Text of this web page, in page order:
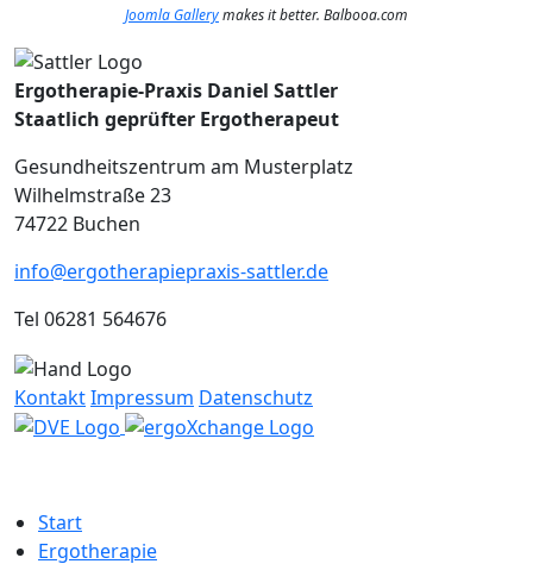
Joomla Gallerymakes it better. Balbooa.com
Ergotherapie-Praxis Daniel Sattler
Staatlich geprüfter Ergotherapeut
Gesundheitszentrum am Musterplatz
Wilhelmstraße 23
74722 Buchen
info@ergotherapiepraxis-sattler.de
Tel 06281 564676
KontaktImpressum Datenschutz
Start
Ergotherapie